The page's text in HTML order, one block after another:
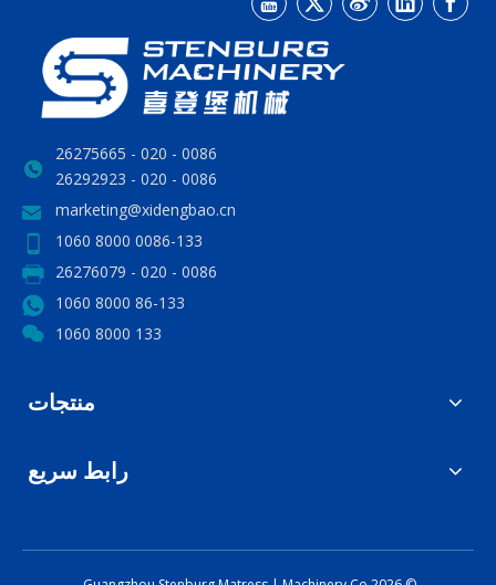
0086 - 020 - 26275665
0086 - 020 - 26292923
marketing@xidengbao.cn
0086-133 8000 1060
0086 - 020 - 26276079
86-133 8000 1060
133 8000 1060
منتجات
رابط سريع